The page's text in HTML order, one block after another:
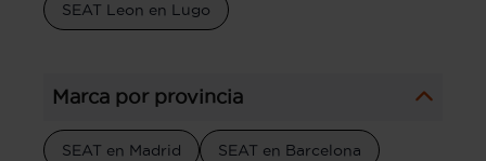
SEAT Leon en Lugo
Marca por provincia
SEAT en Madrid SEAT en Barcelona